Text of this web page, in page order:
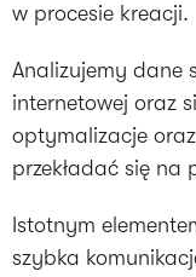
w procesie kreacji.
Analizujemy dane
internetowej oraz
optymalizacje
przekładać się na
Istotnym
szybka